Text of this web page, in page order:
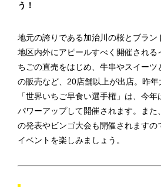
う！
地元の誇りである加治川の桜とブラン
地区内外にアピールすべく開催される
ちごの直売をはじめ、牛串やスイーツ
の販売など、20店舗以上が出店。昨
「世界いちご早食い選手権」は、今
パワーアップして開催されます。また
の発表やビンゴ大会も開催されますの
イベントを楽しみましょう。